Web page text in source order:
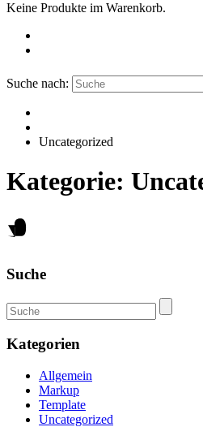
Keine Produkte im Warenkorb.
Suche nach:
Uncategorized
Kategorie:
Suche
Kategorien
Allgemein
Markup
Template
Uncategorized